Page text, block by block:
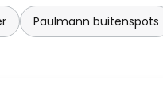
Paulmann buitenspots